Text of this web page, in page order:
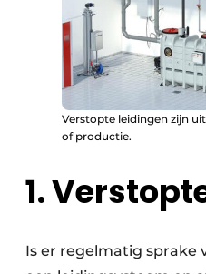
Keukens
Renovatie
Software
Veiligheid & Opleiding
Verstopte leidingen zijn
of productie.
1.
Is er regelmatig sprake